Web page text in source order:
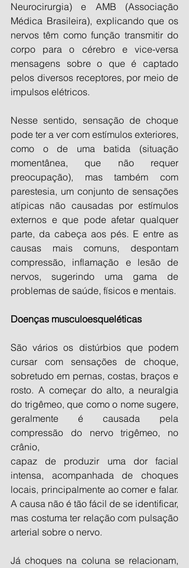
Neurocirurgia) e AMB (Associação
Médica Brasileira), explicando que os
nervos têm como função transmitir do
corpo para o cérebro e vice-versa
mensagens sobre o que é captado
pelos diversos receptores, por meio de
impulsos elétricos.
Nesse sentido, sensação de choque
pode ter a ver com estímulos exteriores,
como o de uma batida (situação
momentânea, que não requer
preocupação), mas também com
parestesia, um conjunto de sensações
atípicas não causadas por estímulos
externos e que pode afetar qualquer
parte, da cabeça aos pés. E entre as
causas mais comuns, despontam
compressão, inflamação e lesão de
nervos, sugerindo uma gama de
problemas de saúde, físicos e mentais.
Doenças musculoesqueléticas
São vários os distúrbios que podem
cursar com sensações de choque,
sobretudo em pernas, costas, braços e
rosto. A começar do alto, a neuralgia
do trigêmeo, que como o nome sugere,
geralmente é causada pela
compressão do nervo trigêmeo, no
crânio,
capaz de produzir uma dor facial
intensa, acompanhada de choques
locais, principalmente ao comer e falar.
A causa não é tão fácil de se identificar,
mas costuma ter relação com pulsação
arterial sobre o nervo.
Já choques na coluna se relacionam,